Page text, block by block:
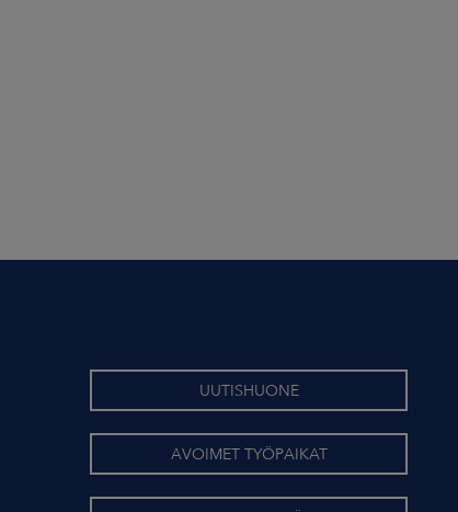
UUTISHUONE
AVOIMET TYÖPAIKAT